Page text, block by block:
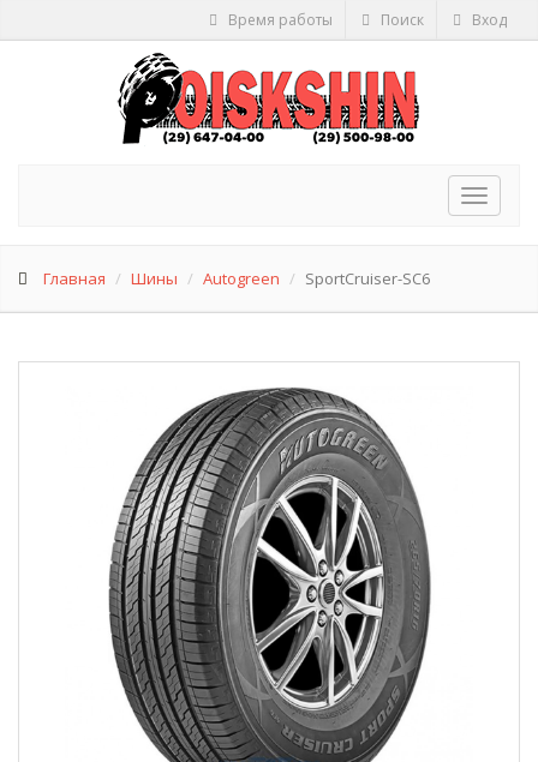
Время работы Поиск Вход
Toggle
Главная Шины Autogreen SportCruiser-SC6